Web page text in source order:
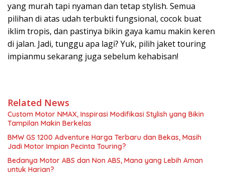
yang murah tapi nyaman dan tetap stylish. Semua
pilihan di atas udah terbukti fungsional, cocok buat
iklim tropis, dan pastinya bikin gaya kamu makin keren
di jalan. Jadi, tunggu apa lagi? Yuk, pilih jaket touring
impianmu sekarang juga sebelum kehabisan!
Related News
Custom Motor NMAX, Inspirasi Modifikasi Stylish yang Bikin
Tampilan Makin Berkelas
BMW GS 1200 Adventure Harga Terbaru dan Bekas, Masih
Jadi Motor Impian Pecinta Touring?
Bedanya Motor ABS dan Non ABS, Mana yang Lebih Aman
untuk Harian?